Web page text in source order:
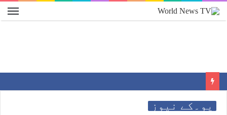
یو۔کے نیوز